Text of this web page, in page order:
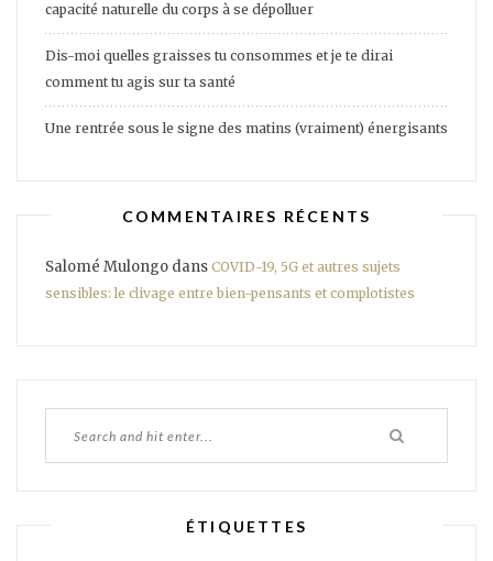
capacité naturelle du corps à se dépolluer
Dis-moi quelles graisses tu consommes et je te dirai
comment tu agis sur ta santé
Une rentrée sous le signe des matins (vraiment) énergisants
COMMENTAIRES RÉCENTS
Salomé Mulongo dans COVID-19, 5G et autres sujets
sensibles: le clivage entre bien-pensants et complotistes
ÉTIQUETTES